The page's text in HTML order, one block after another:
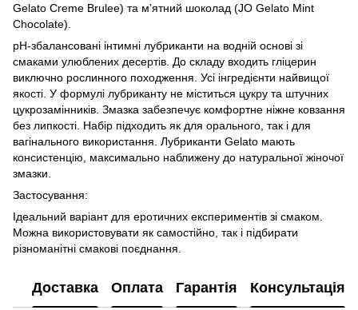
Gelato Creme Brulee) та м’ятний шоколад (JO Gelato Mint
Chocolate).
рH-збалансовані інтимні лубриканти на водній основі зі
смаками улюблених десертів. До складу входить гліцерин
виключно рослинного походження. Усі інгредієнти найвищої
якості. У формулі лубриканту не міститься цукру та штучних
цукрозамінників. Змазка забезпечує комфортне ніжне ковзання
без липкості. Набір підходить як для орального, так і для
вагінального використання. Лубриканти Gelato мають
консистенцію, максимально наближену до натуральної жіночої
змазки.
Застосування:
Ідеальний варіант для еротичних експериментів зі смаком.
Можна використовувати як самостійно, так і підбирати
різноманітні смакові поєднання.
Доставка Оплата Гарантія Консультація